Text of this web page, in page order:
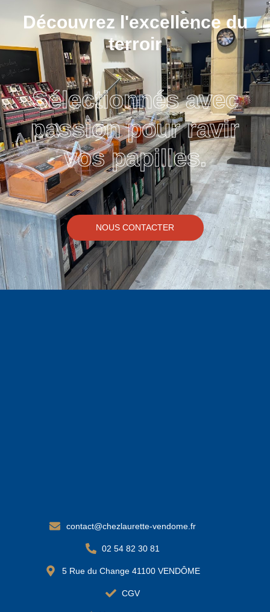
Découvrez l'excellence du
terroir
Sélectionnés avec
passion pour ravir
vos papilles.
NOUS CONTACTER
contact@chezlaurette-vendome.fr
02 54 82 30 81
5 Rue du Change 41100 VENDÔME
CGV